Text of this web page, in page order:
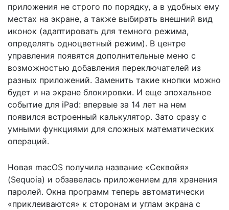
приложения не строго по порядку, а в удобных ему
местах на экране, а также выбирать внешний вид
иконок (адаптировать для темного режима,
определять одноцветный режим). В центре
управления появятся дополнительные меню с
возможностью добавления переключателей из
разных приложений. Заменить такие кнопки можно
будет и на экране блокировки. И еще эпохальное
событие для iPad: впервые за 14 лет на нем
появился встроенный калькулятор. Зато сразу с
умными функциями для сложных математических
операций.
Новая macOS получила название «Секвойя»
(Sequoia) и обзавелась приложением для хранения
паролей. Окна программ теперь автоматически
«приклеиваются» к сторонам и углам экрана с